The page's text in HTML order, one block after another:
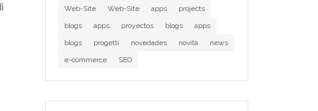
Web-Site
Web-Site apps
projects
blogs
apps proyectos blogs
apps
blogs
progetti novedades novità
news
e-commerce
SEO